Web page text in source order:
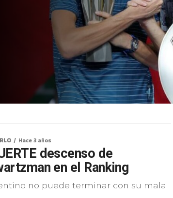
Hace 3 años
descenso de
en el Ranking
no puede terminar con su mala